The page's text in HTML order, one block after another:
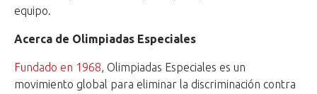
equipo.
Acerca de Olimpiadas Especiales
Fundado en 1968, Olimpiadas Especiales es un
movimiento global para eliminar la discriminación contra